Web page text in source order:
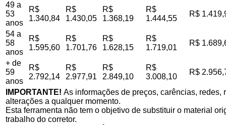
49 a
53
anos
R$
1.340,84
R$
1.430,05
R$
1.368,19
R$
1.444,55
R$
54 a
58
anos
R$
1.595,60
R$
1.701,76
R$
1.628,15
R$
1.719,01
R$
+ de
59
anos
R$
2.792,14
R$
2.977,91
R$
2.849,10
R$
3.008,10
R$
IMPORTANTE! As informações de preços, carências,
alterações a qualquer momento.
Esta ferramenta não tem o objetivo de substituir o material
trabalho do corretor.